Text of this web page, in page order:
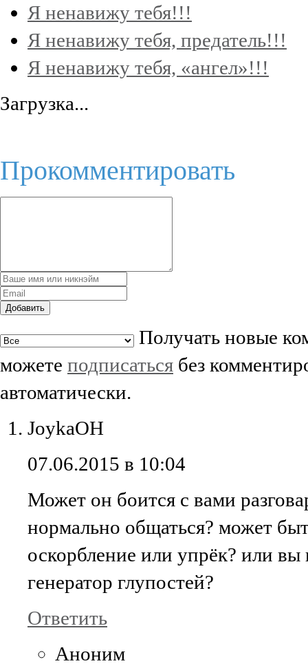
Я ненавижу тебя!!!
Я ненавижу тебя, предатель!!!
Я ненавижу тебя, «ангел»!!!
Загрузка...
Прокомментировать
Добавить
Получать новые
можете подписаться без
автоматически.
JoykaOH
07.06.2015 в 10:04
Может он боится с вами
нормально общаться? может
оскорбление или упрёк? или
генератор глупостей?
Ответить
Аноним